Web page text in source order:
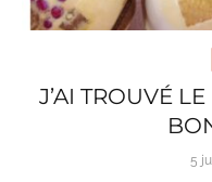
J’AI TROUVÉ
5